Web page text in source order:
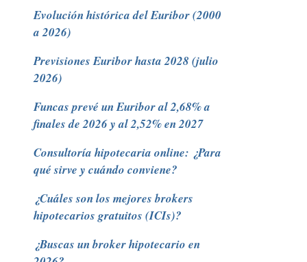
Evolución histórica del Euribor (2000
a 2026)
Previsiones Euribor hasta 2028 (julio
2026)
Funcas prevé un Euribor al 2,68% a
finales de 2026 y al 2,52% en 2027
Consultoría hipotecaria online: ¿Para
qué sirve y cuándo conviene?
¿Cuáles son los mejores brokers
hipotecarios gratuitos (ICIs)?
¿Buscas un broker hipotecario en